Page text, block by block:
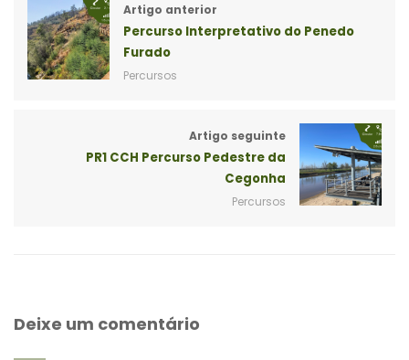
Artigo anterior
Percurso Interpretativo do Penedo
Furado
Percursos
Artigo seguinte
PR1 CCH Percurso Pedestre da
Cegonha
Percursos
Deixe um comentário